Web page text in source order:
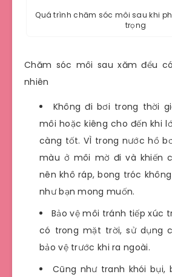
Quá trình chăm sóc môi sau khi
trọng
Chăm sóc môi sau xăm đểu
nhiên
Không đi bơi trong thời
môi hoặc kiêng cho đến khi
càng tốt. VÌ trong nước hồ
màu ở môi mờ đi và khiến
nên khô ráp, bong tróc
như bạn mong muốn.
Bảo vệ môi tránh tiếp xúc
có trong mặt trời, sử dụng
bảo vệ trước khi ra ngoài.
Cũng như tranh khói bụi,